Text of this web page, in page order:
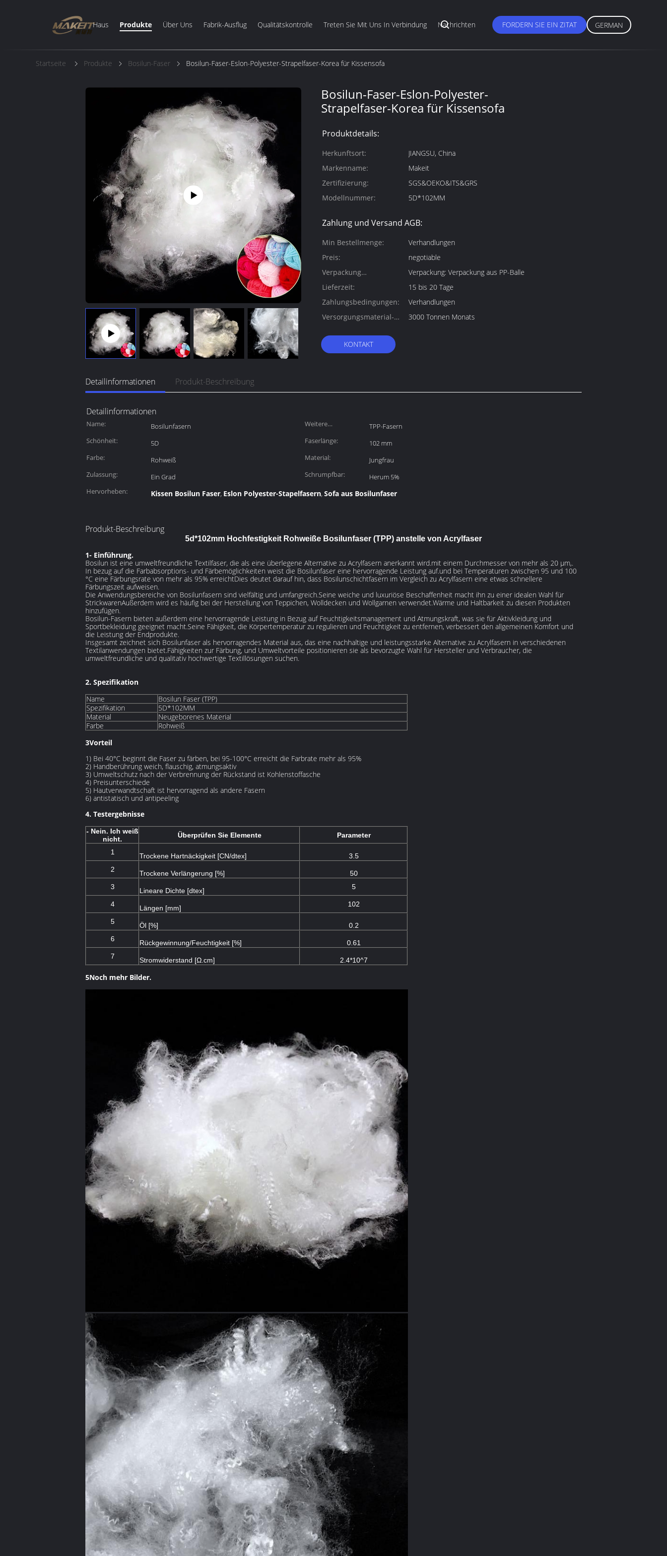
Haus Produkte Über Uns Fabrik-Ausflug Qualitätskontrolle Treten Sie Mit Uns In Verbindung Nachrichten FORDERN SIE EIN ZITAT GERMAN
Startseite Produkte Bosilun-Faser Bosilun-Faser-Eslon-Polyester-Strapelfaser-Korea für Kissensofa
Bosilun-Faser-Eslon-Polyester-
Strapelfaser-Korea für Kissensofa
Produktdetails:
Herkunftsort:
JIANGSU, China
Markenname:
Makeit
Zertifizierung:
SGS&OEKO&ITS&GRS
Modellnummer:
5D*102MM
Zahlung und Versand AGB:
Min Bestellmenge:
Verhandlungen
Preis:
negotiable
Verpackung
Informationen:
Verpackung: Verpackung aus PP-Balle
Lieferzeit:
15 bis 20 Tage
Zahlungsbedingungen:
Verhandlungen
Versorgungsmaterial-
3000 Tonnen Monats
KONTAKT
Detailinformationen Produkt-Beschreibung
Detailinformationen
Name: Bosilunfasern
Weitere
TPP-Fasern
Schönheit:
5D Faserlänge:
102 mm
Farbe:
Rohweiß Material:
Jungfrau
Zulassung:
Ein Grad Schrumpfbar:
Herum 5%
Hervorheben:
Kissen Bosilun Faser, Eslon Polyester-Stapelfasern, Sofa aus Bosilunfaser
Produkt-Beschreibung
5d*102mm Hochfestigkeit Rohweiße Bosilunfaser (TPP) anstelle von Acrylfaser
1- Einführung.
Bosilun ist eine umweltfreundliche Textilfaser, die als eine überlegene Alternative zu Acrylfasern anerkannt wird.mit einem Durchmesser von mehr als 20 μm,.
In bezug auf die Farbabsorptions- und Färbemöglichkeiten weist die Bosilunfaser eine hervorragende Leistung auf.und bei Temperaturen zwischen 95 und 100
°C eine Färbungsrate von mehr als 95% erreichtDies deutet darauf hin, dass Bosilunschichtfasern im Vergleich zu Acrylfasern eine etwas schnellere
Färbungszeit aufweisen.
Die Anwendungsbereiche von Bosilunfasern sind vielfältig und umfangreich.Seine weiche und luxuriöse Beschaffenheit macht ihn zu einer idealen Wahl für
StrickwarenAußerdem wird es häufig bei der Herstellung von Teppichen, Wolldecken und Wollgarnen verwendet.Wärme und Haltbarkeit zu diesen Produkten
hinzufügen.
Bosilun-Fasern bieten außerdem eine hervorragende Leistung in Bezug auf Feuchtigkeitsmanagement und Atmungskraft, was sie für Aktivkleidung und
Sportbekleidung geeignet macht.Seine Fähigkeit, die Körpertemperatur zu regulieren und Feuchtigkeit zu entfernen, verbessert den allgemeinen Komfort und
die Leistung der Endprodukte.
Insgesamt zeichnet sich Bosilunfaser als hervorragendes Material aus, das eine nachhaltige und leistungsstarke Alternative zu Acrylfasern in verschiedenen
Textilanwendungen bietet.Fähigkeiten zur Färbung, und Umweltvorteile positionieren sie als bevorzugte Wahl für Hersteller und Verbraucher, die
umweltfreundliche und qualitativ hochwertige Textillösungen suchen.
2. Spezifikation
Name
Bosilun Faser (TPP)
Spezifikation
5D*102MM
Material
Neugeborenes Material
Farbe
Rohweiß
3Vorteil
1) Bei 40°C beginnt die Faser zu färben, bei 95-100°C erreicht die Farbrate mehr als 95%
2) Handberührung weich, flauschig, atmungsaktiv
3) Umweltschutz nach der Verbrennung der Rückstand ist Kohlenstoffasche
4) Preisunterschiede
5) Hautverwandtschaft ist hervorragend als andere Fasern
6) antistatisch und antipeeling
4. Testergebnisse
- Nein. Ich weiß
nicht.
Überprüfen Sie Elemente Parameter
1 Trockene Hartnäckigkeit [CN/dtex]
3.5
2
Trockene Verlängerung [%]
50
3
Lineare Dichte [dtex] 5
4 Längen [mm] 102
5 Öl [%]
0.2
6
Rückgewinnung/Feuchtigkeit [%]
0.61
7
Stromwiderstand [Ω.cm] 2.4*10^7
5Noch mehr Bilder.